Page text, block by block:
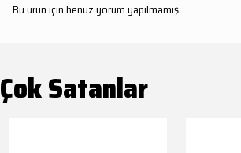
Bu ürün için henüz yorum yapılmamış.
Çok Satanlar